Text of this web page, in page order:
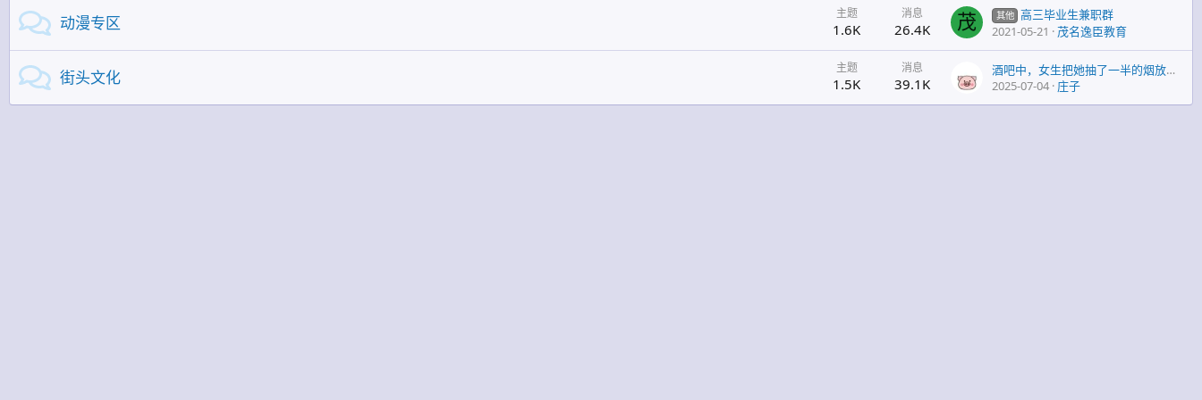
动漫专区 主题
1.6K
消息
26.4K 茂 其他 高三毕业生兼职群
2021-05-21
茂名逸臣教育
街头文化 主题
1.5K
消息
39.1K
酒吧中，女生把她抽了一半的烟放到你嘴边让你吸一口，代表什么意
2025-07-04 庄子